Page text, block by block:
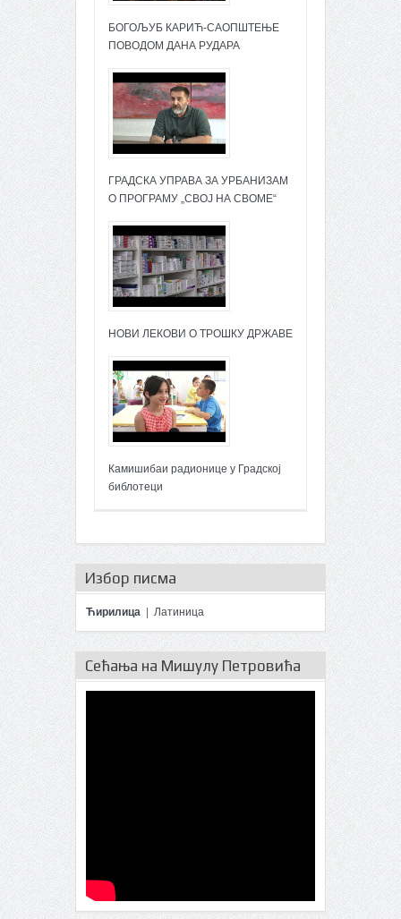
БОГОЉУБ КАРИЋ-САОПШТЕЊЕ
ПОВОДОМ ДАНА РУДАРА
ГРАДСКА УПРАВА ЗА УРБАНИЗАМ
О ПРОГРАМУ „СВОЈ НА СВОМЕ“
НОВИ ЛЕКОВИ О ТРОШКУ ДРЖАВЕ
Камишибаи радионице у Градској
библотеци
Избор писма
Ћирилица Латиница
Сећања на Мишулу Петровића